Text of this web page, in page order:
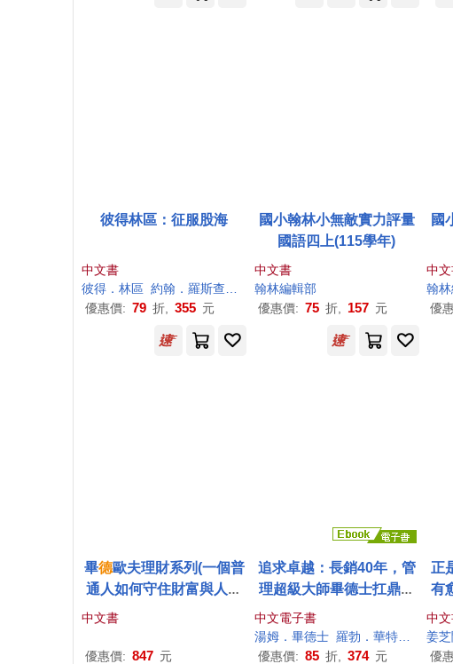
彼得林區：征服股海
中文書
彼得．林區 約翰．羅斯查得 郭淑娟 陳重亨
優惠價: 79 折, 355 元
國小翰林小無敵實力評量
國語四上(115學年)
中文書
翰林編輯部
優惠價: 75 折, 157 元
國
中
翰
優
畢德歐夫理財系列(一個普
通人如何守住財富與人生
+我在計程車上看到的財富
翻身時代)
中文書
優惠價: 847 元
追求卓越：長銷40年，管
理超級大師畢德士扛鼎之
作，巴菲特盛讚的企業管
理經典 (電子書)
中文電子書
湯姆．畢德士 羅勃．華特曼
陳珮
優惠價: 85 折, 374 元
正
有
著
中
姜芝
優